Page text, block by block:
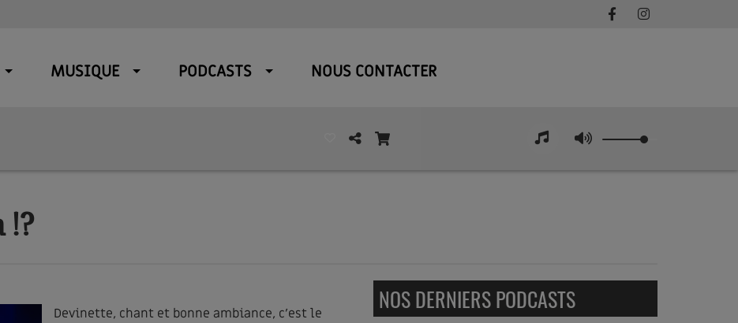
MUSIQUE PODCASTS NOUS CONTACTER
!?
Devinette, chant et bonne ambiance, c'est le
NOS DERNIERS PODCASTS